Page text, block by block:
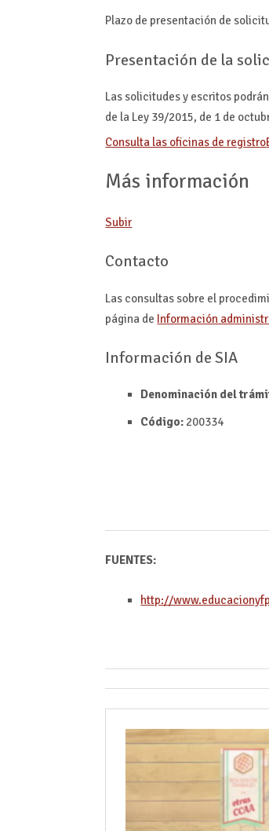
Plazo de presentación de
Presentación de la
Las solicitudes y escritos
de la Ley 39/2015, de 1 de
Consulta las oficinas de registro
Más información
Subir
Contacto
Las consultas sobre el
página de Información
Información de SIA
Denominación del
Código: 200334
FUENTES:
http://